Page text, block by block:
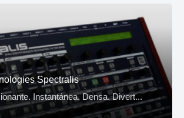
Spectralis
Instantánea. Densa. Divert...